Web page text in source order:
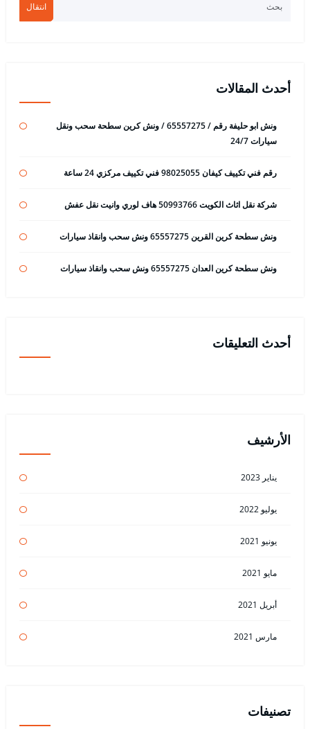
انتقال
أحدث المقالات
ونش ابو حليفة رقم / 65557275 / ونش كرين سطحة سحب ونقل
سيارات 24/7
رقم فني تكييف كيفان 98025055 فني تكييف مركزي 24 ساعة
شركة نقل اثاث الكويت 50993766 هاف لوري وانيت نقل عفش
ونش سطحة كرين القرين 65557275 ونش سحب وانقاذ سيارات
ونش سطحة كرين العدان 65557275 ونش سحب وانقاذ سيارات
أحدث التعليقات
الأرشيف
يناير 2023
يوليو 2022
يونيو 2021
مايو 2021
أبريل 2021
مارس 2021
تصنيفات